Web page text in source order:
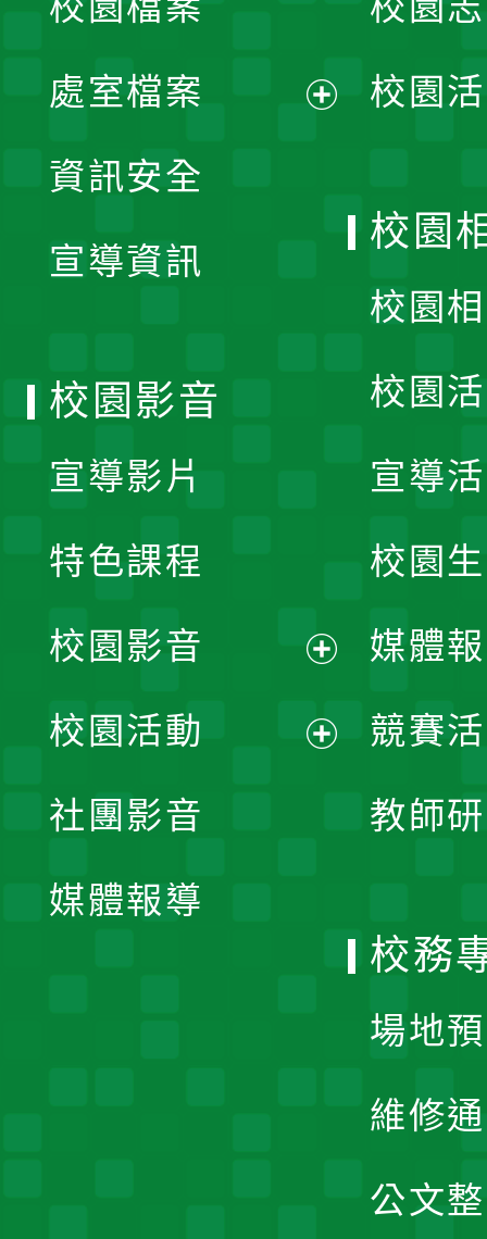
單
處室檔案
資訊安全
宣導資訊
校園
校園
校園
校園
宣導
校園
媒體
競賽
教師
校園影音
宣導影片
特色課程
校園影音
開
校園活動
社團影音
媒體報導
校務
場地
維修
公文